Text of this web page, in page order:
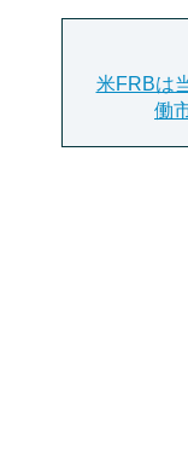
米FRBは
働